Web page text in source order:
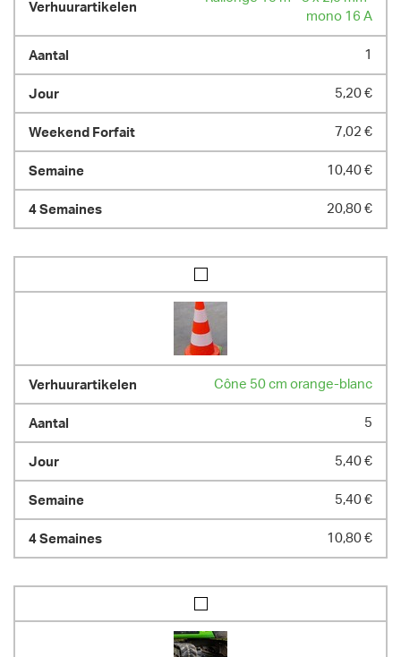
mono 16 A
1
5,20 €
7,02 €
10,40 €
20,80 €
Cône 50 cm orange-blanc
5
5,40 €
5,40 €
10,80 €